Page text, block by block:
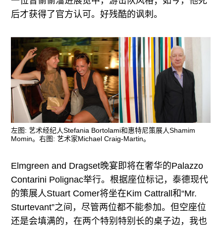
后才获得了官方认可。好残酷的讽刺。
左图: 艺术经纪人Stefania Bortolami和惠特尼策展人Shamim
Momin。右图: 艺术家Michael Craig-Martin。
Elmgreen and Dragset晚宴即将在奢华的Palazzo
Contarini Polignac举行。根据座位标记，泰德现代
的策展人Stuart Comer将坐在Kim Cattrall和“Mr.
Sturtevant”之间，尽管两位都不能参加。但空座位
还是会填满的，在两个特别特别长的桌子边，我也